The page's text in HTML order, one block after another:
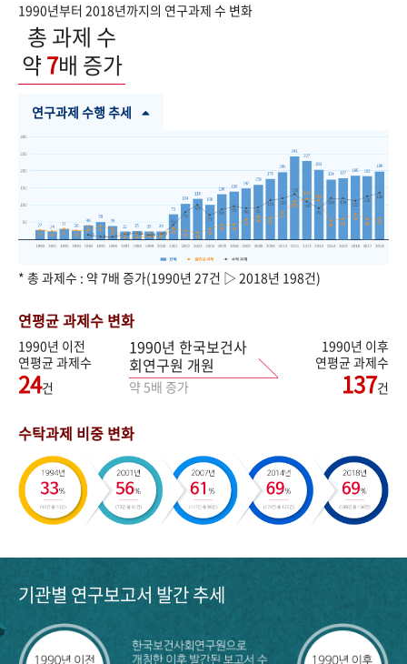
1990년부터 2018년까지의 연구과제 수 변화
총 과제 수
약7배 증가
연구과제 수행 추세
* 총 과제수 : 약 7배 증가(1990년 27건 ▷ 2018년 198건)
연평균 과제수 변화
1990년 이전
연평균 과제수
24건
1990년 한국보건사
회연구원 개원
약 5배 증가
1990년 이후
연평균 과제수
137건
수탁과제 비중 변화
기관별 연구보고서 발간 추세